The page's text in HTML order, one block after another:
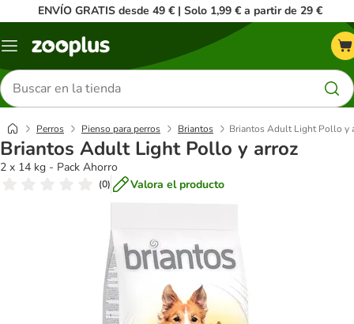
ENVÍO GRATIS desde 49 € | Solo 1,99 € a partir de 29 €
Menú
Buscar
productos
Perros Pienso para perros Briantos Briantos Adult Light Pollo y
Briantos Adult Light Pollo y arroz
2 x 14 kg - Pack Ahorro
(0) Valora el producto